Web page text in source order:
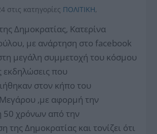
στις κατηγορίες ΠΟΛΙΤΙΚΗ,
Δημοκρατίας, Κατερίνα
με ανάρτηση στο facebook
μεγάλη συμμετοχή του κόσμου
εκδηλώσεις που
στον κήπο του
,με αφορμή την
χρόνων από την
της Δημοκρατίας και τονίζει ότι